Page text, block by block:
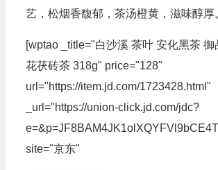
艺，松烟香馥郁，茶汤橙黄，滋味醇厚
[wptao _title="白沙溪 茶叶 安化黑茶
花茯砖茶 318g" price="128"
url="https://item.jd.com/1723428.html"
_url="https://union-click.jd.com/jdc?
site="京东"